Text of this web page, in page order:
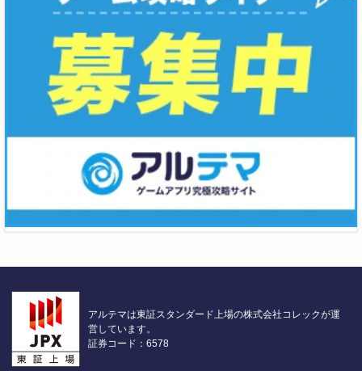
アルテマは東証スタンダード上場の株式会社コレックが運
営しています。
証券コード：6578